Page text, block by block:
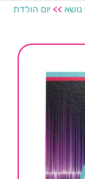
נושא >> יום הולדת